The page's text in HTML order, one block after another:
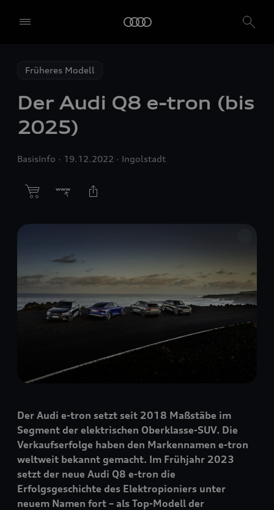
Früheres Modell
Der Audi Q8 e-tron (bis
2025)
BasisInfo 19.12.2022 Ingolstadt
Der Audi e-tron setzt seit 2018 Maßstäbe im
Segment der elektrischen Oberklasse-SUV. Die
Verkaufserfolge haben den Markennamen e-tron
weltweit bekannt gemacht. Im Frühjahr 2023
setzt der neue Audi Q8 e-tron die
Erfolgsgeschichte des Elektropioniers unter
neuem Namen fort – als Top-Modell der